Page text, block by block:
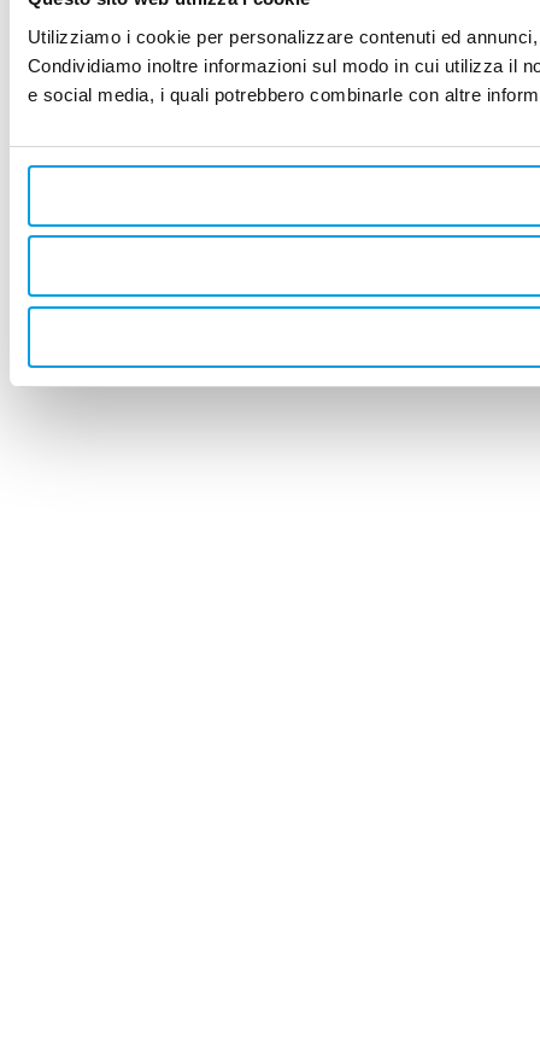
Utilizziamo i cookie per personalizzare contenuti ed
Condividiamo inoltre informazioni sul modo in cui utilizza il
e social media, i quali potrebbero combinarle con altre